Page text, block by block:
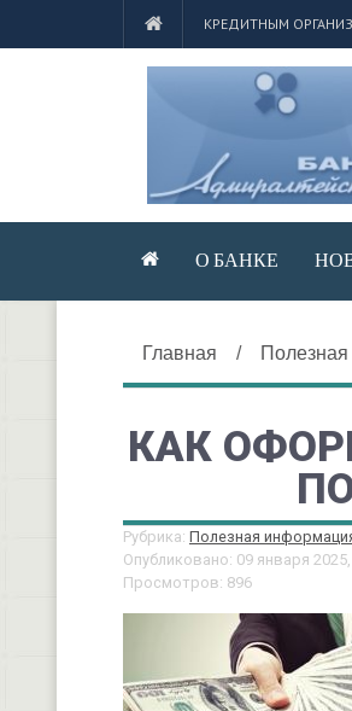
КРЕДИТНЫМ
О БАНКЕ
Главная /
КАК
Рубрика: Полезная
Опубликовано: 09 января
Просмотров: 896